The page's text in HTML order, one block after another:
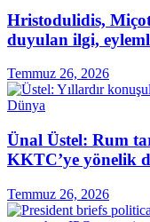
Hristodulidis,
duyulan ilgi,
Temmuz 26, 2026
Dünya
Ünal Üstel: Rum
KKTC’ye yönelik
Temmuz 26, 2026